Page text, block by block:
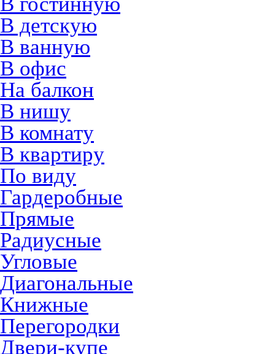
В детскую
В ванную
В офис
На балкон
В нишу
В комнату
В квартиру
По виду
Гардеробные
Прямые
Радиусные
Угловые
Диагональные
Книжные
Перегородки
Двери-купе